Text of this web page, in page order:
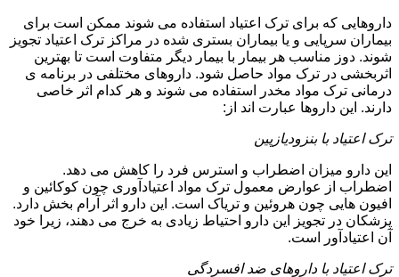
داروهایی که برای ترک اعتیاد استفاده می شوند ممکن است برای
بیماران سرپایی و یا بیماران بستری شده در مراکز ترک اعتیاد تجویز
شوند. دوز مناسب هر بیمار با بیمار دیگر متفاوت است تا بهترین
اثربخشی در ترک مواد حاصل شود. داروهای مختلفی در برنامه ی
درمانی ترک مواد مخدر استفاده می شوند و هر کدام اثر خاصی
دارند. این داروها عبارت اند از:
ترک اعتیاد با بنزودیازپین
این دارو میزان اضطراب و استرس فرد را کاهش می دهد.
اضطراب از عوارض معمول ترک مواد اعتیادآوری چون کوکائین و
افیون هایی چون هروئین و تریاک است. این دارو اثر آرام بخش دارد.
پزشکان در تجویز این دارو احتیاط زیادی به خرج می دهند، زیرا خود
آن اعتیادآور است.
ترک اعتیاد با داروهای ضد افسردگی